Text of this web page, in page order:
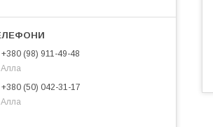
+380 (98) 911-49-48
Алла
+380 (50) 042-31-17
Алла